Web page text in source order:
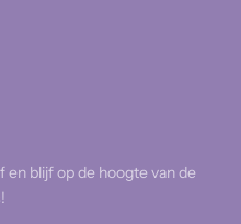
en blijf op de hoogte van de